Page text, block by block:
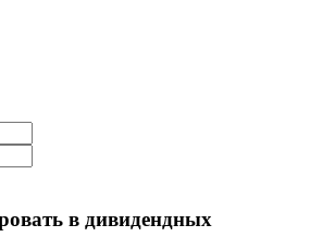
в дивидендных